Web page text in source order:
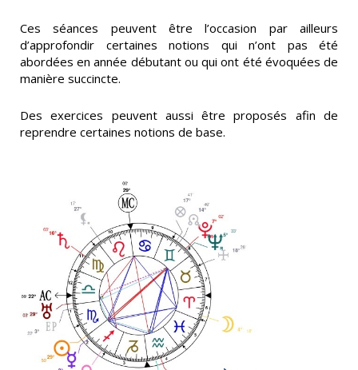
Ces séances peuvent être l’occasion par ailleurs
d’approfondir certaines notions qui n’ont pas été
abordées en année débutant ou qui ont été évoquées de
manière succincte.
Des exercices peuvent aussi être proposés afin de
reprendre certaines notions de base.